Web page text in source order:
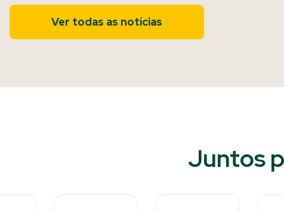
Ver todas as notícias
Juntos